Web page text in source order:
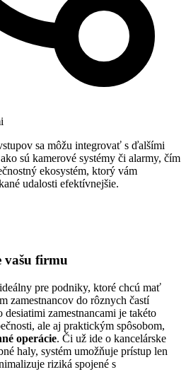
sa môžu integrovať s ďalšími
sú kamerové systémy či alarmy, čím
ekosystém, ktorý vám
udalosti efektívnejšie.
vašu firmu
pre podniky, ktoré chcú mať
zamestnancov do rôznych častí
zamestnancami je takéto
ale aj praktickým spôsobom,
operácie. Či už ide o kancelárske
haly, systém umožňuje prístup len
riziká spojené s